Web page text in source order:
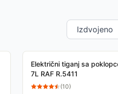
Električni tiganj sa
7L RAF R.5411
(10)